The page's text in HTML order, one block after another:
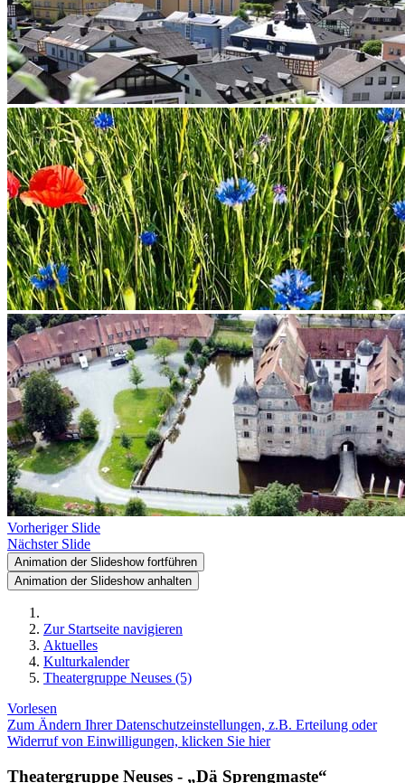
Vorheriger Slide
Nächster Slide
Animation der Slideshow fortführen
Animation der Slideshow anhalten
Zur Startseite navigieren
Aktuelles
Kulturkalender
Theatergruppe Neuses (5)
Vorlesen
Zum Ändern Ihrer Datenschutzeinstellungen, z.B. Erteilung oder
Widerruf von Einwilligungen, klicken Sie hier
Theatergruppe Neuses - „Dä Sprengmaste“